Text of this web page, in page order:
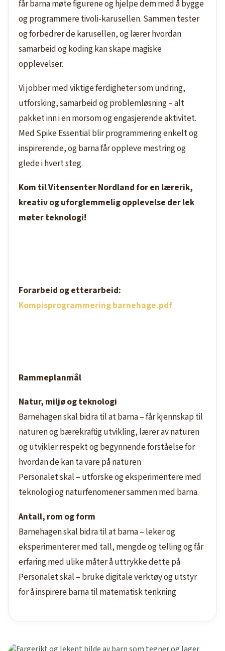
får barna møte figurene og hjelpe dem med å bygge
og programmere tivoli-karusellen. Sammen tester
og forbedrer de karusellen, og lærer hvordan
samarbeid og koding kan skape magiske
opplevelser.
Vi jobber med viktige ferdigheter som undring,
utforsking, samarbeid og problemløsning – alt
pakket inn i en morsom og engasjerende aktivitet.
Med Spike Essential blir programmering enkelt og
inspirerende, og barna får oppleve mestring og
glede i hvert steg.
Kom til Vitensenter Nordland for en lærerik,
kreativ og uforglemmelig opplevelse der lek
møter teknologi!
Forarbeid og etterarbeid:
Kompisprogrammering barnehage.pdf
Rammeplanmål
Natur, miljø og teknologi
Barnehagen skal bidra til at barna – får kjennskap til
naturen og bærekraftig utvikling, lærer av naturen
og utvikler respekt og begynnende forståelse for
hvordan de kan ta vare på naturen
Personalet skal – utforske og eksperimentere med
teknologi og naturfenomener sammen med barna.
Antall, rom og form
Barnehagen skal bidra til at barna – leker og
eksperimenterer med tall, mengde og telling og får
erfaring med ulike måter å uttrykke dette på
Personalet skal – bruke digitale verktøy og utstyr
for å inspirere barna til matematisk tenkning